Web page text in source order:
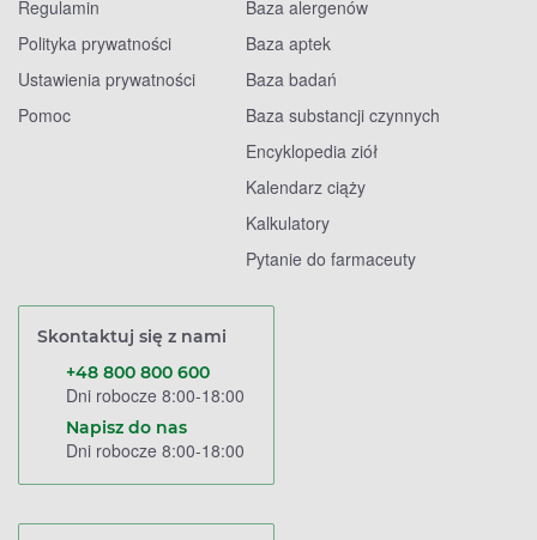
Regulamin
Polityka prywatności
Ustawienia prywatności
Pomoc
Baza alergenów
Baza aptek
Baza badań
Baza substancji czynnych
Encyklopedia ziół
Kalendarz ciąży
Kalkulatory
Pytanie do farmaceuty
Skontaktuj się z nami
+48 800 800 600
Dni robocze 8:00-18:00
Napisz do nas
Dni robocze 8:00-18:00